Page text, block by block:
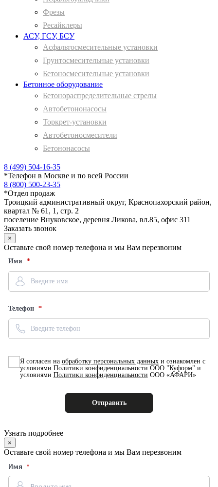
Фрезы
Ресайклеры
АСУ, ГСУ, БСУ
Асфальтосмесительные установки
Грунтосмесительные установки
Бетоносмесительные установки
Бетонное оборудование
Бетонораспределительные стрелы
Автобетононасосы
Торкрет-установки
Автобетоносмесители
Бетононасосы
8 (499) 504-16-35
*Телефон в Москве и по всей России
8 (800) 500-23-35
*Отдел продаж
Троицкий административный округ, Краснопахорский район,
квартал № 61, 1, стр. 2
поселение Внуковское, деревня Ликова, вл.85, офис 311
Заказать звонок
×
Оставьте свой номер телефона и мы Вам перезвоним
Имя
Телефон
Я согласен на обработку персональных данныхи ознакомлен с
условиями Политики конфиденциальности ООО "Куформ" и
условиями Политики конфиденциальности ООО «АФАРИ»
Узнать подробнее
×
Оставьте свой номер телефона и мы Вам перезвоним
Имя